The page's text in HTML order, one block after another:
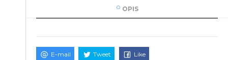
OPIS
E-mail Tweet Like